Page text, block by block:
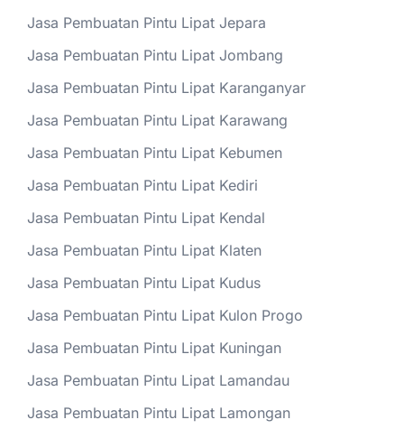
Jasa Pembuatan Pintu Lipat Jepara
Jasa Pembuatan Pintu Lipat Jombang
Jasa Pembuatan Pintu Lipat Karanganyar
Jasa Pembuatan Pintu Lipat Karawang
Jasa Pembuatan Pintu Lipat Kebumen
Jasa Pembuatan Pintu Lipat Kediri
Jasa Pembuatan Pintu Lipat Kendal
Jasa Pembuatan Pintu Lipat Klaten
Jasa Pembuatan Pintu Lipat Kudus
Jasa Pembuatan Pintu Lipat Kulon Progo
Jasa Pembuatan Pintu Lipat Kuningan
Jasa Pembuatan Pintu Lipat Lamandau
Jasa Pembuatan Pintu Lipat Lamongan